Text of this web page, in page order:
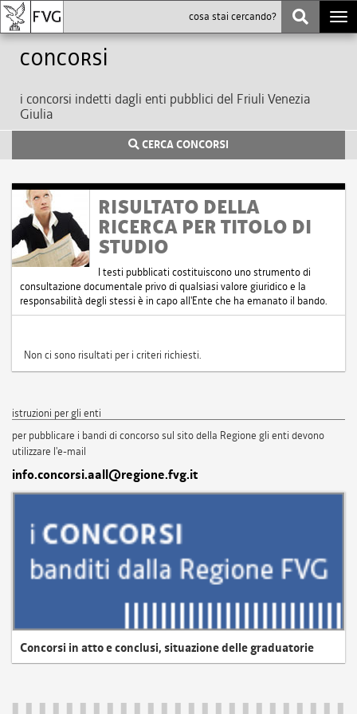
Concorsi
i concorsi indetti dagli enti pubblici del Friuli Venezia
Giulia
CERCA CONCORSI
RISULTATO DELLA
RICERCA PER TITOLO DI
STUDIO
I testi pubblicati costituiscono uno strumento di
consultazione documentale privo di qualsiasi valore giuridico e la
responsabilità degli stessi è in capo all'Ente che ha emanato il bando.
Non ci sono risultati per i criteri richiesti.
istruzioni per gli enti
per pubblicare i bandi di concorso sul sito della Regione gli enti devono
utilizzare l'e-mail
info.concorsi.aall@regione.fvg.it
Concorsi in atto e conclusi, situazione delle graduatorie